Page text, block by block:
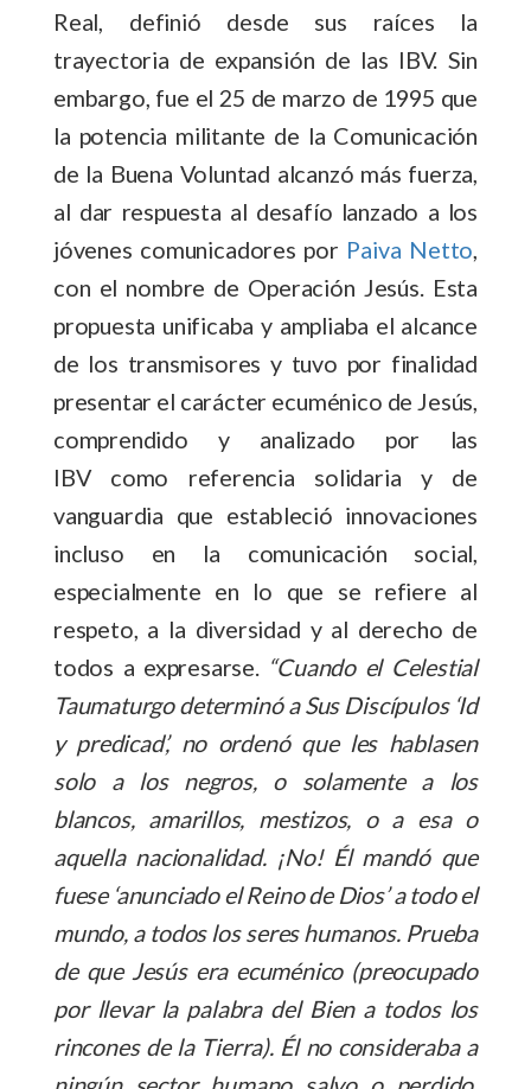
Real, definió desde sus raíces la
trayectoria de expansión de las IBV. Sin
embargo, fue el 25 de marzo de 1995 que
la potencia militante de la Comunicación
de la Buena Voluntad alcanzó más fuerza,
al dar respuesta al desafío lanzado a los
jóvenes comunicadores por Paiva Netto
con el nombre de Operación Jesús. Esta
propuesta unificaba y ampliaba el alcance
de los transmisores y tuvo por finalidad
presentar el carácter ecuménico de Jesús,
comprendido y analizado por las
IBV como referencia solidaria y de
vanguardia que estableció innovaciones
incluso en la comunicación social,
especialmente en lo que se refiere al
respeto, a la diversidad y al derecho de
todos a expresarse.
“Cuando el Celestial
Taumaturgo determinó a Sus Discípulos ‘Id
y predicad’, no ordenó que les hablasen
solo a los negros, o solamente a los
blancos, amarillos, mestizos, o a esa o
aquella nacionalidad. ¡No! Él mandó que
fuese ‘anunciado el Reino de Dios’ a todo el
mundo, a todos los seres humanos. Prueba
de que Jesús era ecuménico (preocupado
por llevar la palabra del Bien a todos los
rincones de la Tierra). Él no consideraba a